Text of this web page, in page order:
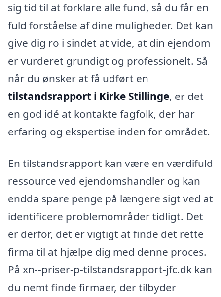
sig tid til at forklare alle fund, så du får en
fuld forståelse af dine muligheder. Det kan
give dig ro i sindet at vide, at din ejendom
er vurderet grundigt og professionelt. Så
når du ønsker at få udført en
tilstandsrapport i Kirke Stillinge, er det
en god idé at kontakte fagfolk, der har
erfaring og ekspertise inden for området.
En tilstandsrapport kan være en værdifuld
ressource ved ejendomshandler og kan
endda spare penge på længere sigt ved at
identificere problemområder tidligt. Det
er derfor, det er vigtigt at finde det rette
firma til at hjælpe dig med denne proces.
På xn--priser-p-tilstandsrapport-jfc.dk kan
du nemt finde firmaer, der tilbyder